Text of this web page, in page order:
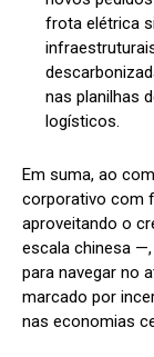
frota elétrica
nas planilhas
logísticos.
Em suma, ao
corporativo com
aproveitando o
escala chinesa
para navegar no
marcado por
nas economias